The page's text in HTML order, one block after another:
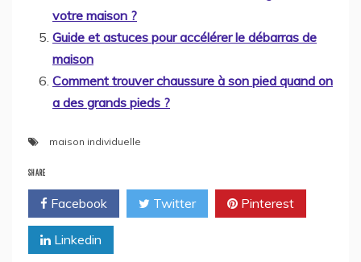
votre maison ?
Guide et astuces pour accélérer le débarras de
maison
Comment trouver chaussure à son pied quand on
a des grands pieds ?
maison individuelle
SHARE
Facebook Twitter Pinterest
Linkedin